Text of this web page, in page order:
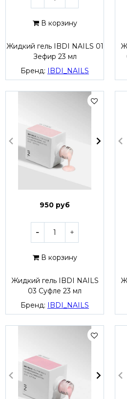
В корзину
Жидкий гель IBDI NAILS 01
Зефир 23 мл
Бренд: IBDI_NAILS
950 руб
В корзину
Жидкий гель IBDI NAILS
03 Суфле 23 мл
Бренд:
IBDI_NAILS